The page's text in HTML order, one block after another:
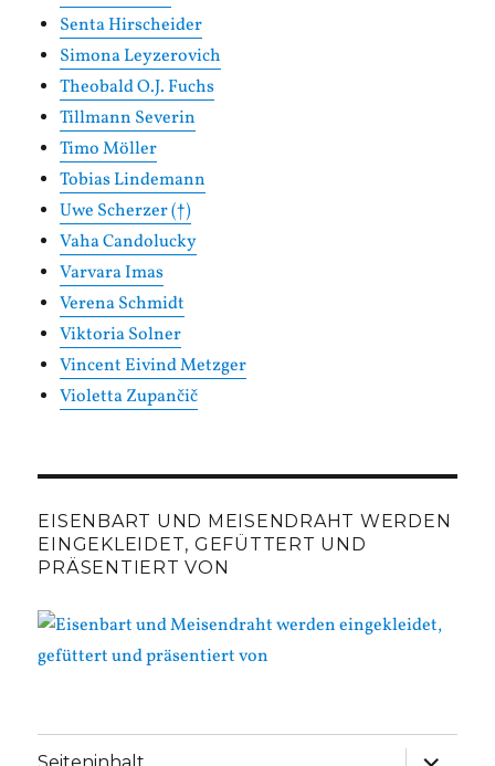
Senta Hirscheider
Simona Leyzerovich
Theobald O.J. Fuchs
Tillmann Severin
Timo Möller
Tobias Lindemann
Uwe Scherzer (†)
Vaha Candolucky
Varvara Imas
Verena Schmidt
Viktoria Solner
Vincent Eivind Metzger
Violetta Zupančič
EISENBART UND MEISENDRAHT WERDEN
EINGEKLEIDET, GEFÜTTERT UND
PRÄSENTIERT VON
Seiteninhalt